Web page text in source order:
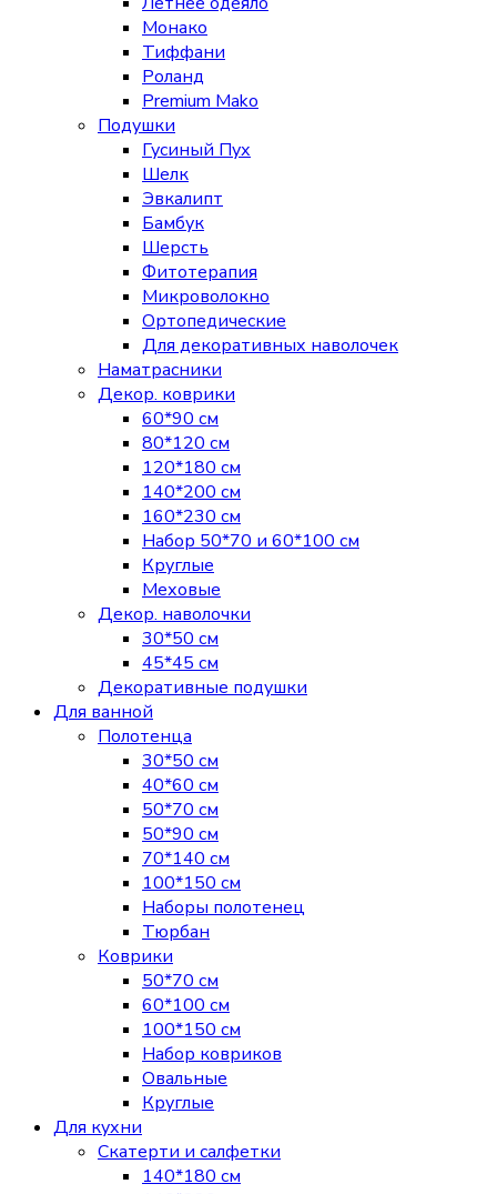
Монако
Тиффани
Роланд
Premium Mako
Подушки
Гусиный Пух
Шелк
Эвкалипт
Бамбук
Шерсть
Фитотерапия
Микроволокно
Ортопедические
Для декоративных наволочек
Наматрасники
Декор. коврики
60*90 см
80*120 см
120*180 см
140*200 см
160*230 см
Набор 50*70 и 60*100 см
Круглые
Меховые
Декор. наволочки
30*50 см
45*45 см
Декоративные подушки
Для ванной
Полотенца
30*50 см
40*60 см
50*70 см
50*90 см
70*140 см
100*150 см
Наборы полотенец
Тюрбан
Коврики
50*70 см
60*100 см
100*150 см
Набор ковриков
Овальные
Круглые
Для кухни
Скатерти и салфетки
140*180 см